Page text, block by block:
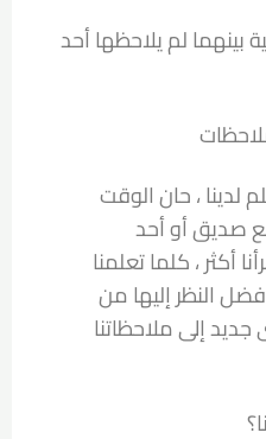
لم يلاحظها أحد
لدينا ، حان الوقت
صديق أو أحد
أكثر ، كلما تعلمنا
النظر إليها من
إلى ملاحظاتنا